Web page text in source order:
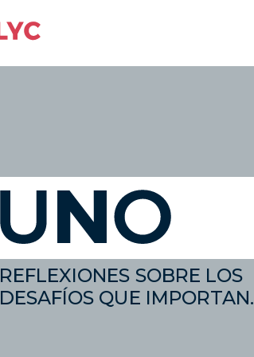
REFLEXIONES SOBRE LOS
DESAFÍOS QUE IMPORTAN.